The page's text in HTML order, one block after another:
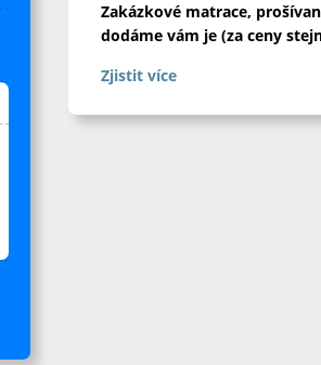
Zakázkové matrace,
dodáme vám je (za ceny
Zjistit více